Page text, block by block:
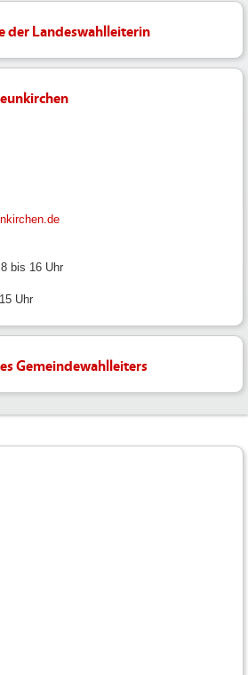
der Landeswahlleiterin
bis 16 Uhr
Uhr
Gemeindewahlleiters